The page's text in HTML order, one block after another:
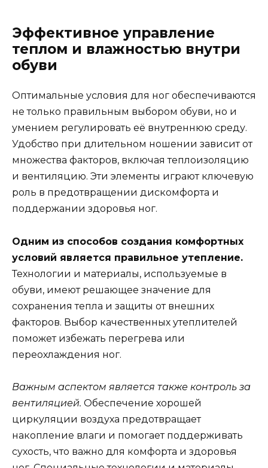
Эффективное управление
теплом и влажностью внутри
обуви
Оптимальные условия для ног обеспечиваются
не только правильным выбором обуви, но и
умением регулировать её внутреннюю среду.
Удобство при длительном ношении зависит от
множества факторов, включая теплоизоляцию
и вентиляцию. Эти элементы играют ключевую
роль в предотвращении дискомфорта и
поддержании здоровья ног.
Одним из способов создания комфортных
условий является правильное утепление.
Технологии и материалы, используемые в
обуви, имеют решающее значение для
сохранения тепла и защиты от внешних
факторов. Выбор качественных утеплителей
поможет избежать перегрева или
переохлаждения ног.
Важным аспектом является также контроль за
вентиляцией. Обеспечение хорошей
циркуляции воздуха предотвращает
накопление влаги и помогает поддерживать
сухость, что важно для комфорта и здоровья